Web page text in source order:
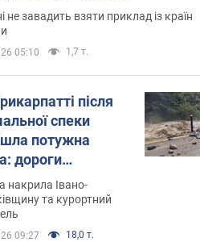
не завадить взяти приклад із країн
05:10 1,7 т.
після
спеки
потужна
дороги
на
Відео
накрила Івано-
та курортний
09:27 18,0 т.